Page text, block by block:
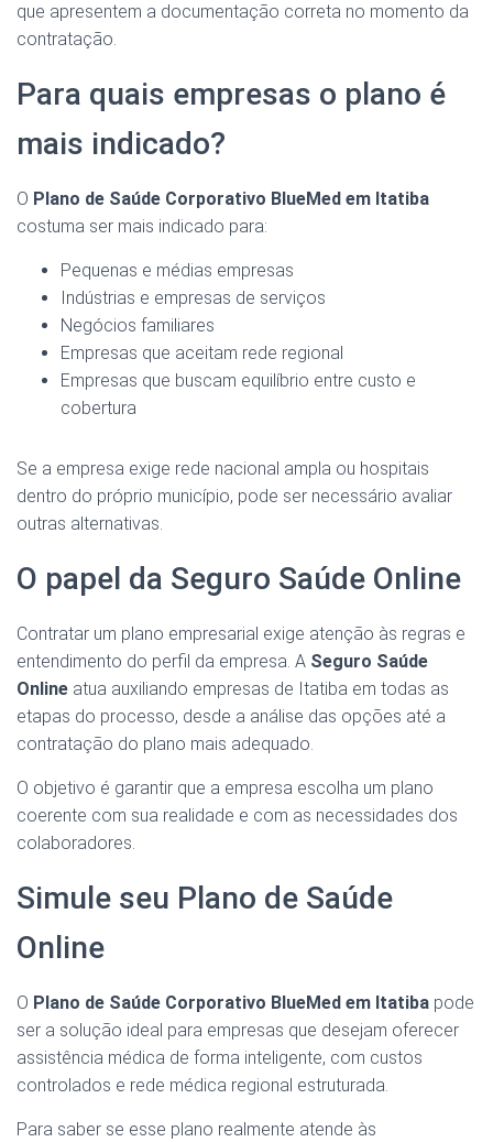
que apresentem a documentação correta no momento da
contratação.
Para quais empresas o plano é
mais indicado?
O Plano de Saúde Corporativo BlueMed em Itatiba
costuma ser mais indicado para:
Pequenas e médias empresas
Indústrias e empresas de serviços
Negócios familiares
Empresas que aceitam rede regional
Empresas que buscam equilíbrio entre custo e
cobertura
Se a empresa exige rede nacional ampla ou hospitais
dentro do próprio município, pode ser necessário avaliar
outras alternativas.
O papel da Seguro Saúde Online
Contratar um plano empresarial exige atenção às regras e
entendimento do perfil da empresa. A Seguro Saúde
Online atua auxiliando empresas de Itatiba em todas as
etapas do processo, desde a análise das opções até a
contratação do plano mais adequado.
O objetivo é garantir que a empresa escolha um plano
coerente com sua realidade e com as necessidades dos
colaboradores.
Simule seu Plano de Saúde
Online
O Plano de Saúde Corporativo BlueMed em Itatiba pode
ser a solução ideal para empresas que desejam oferecer
assistência médica de forma inteligente, com custos
controlados e rede médica regional estruturada.
Para saber se esse plano realmente atende às